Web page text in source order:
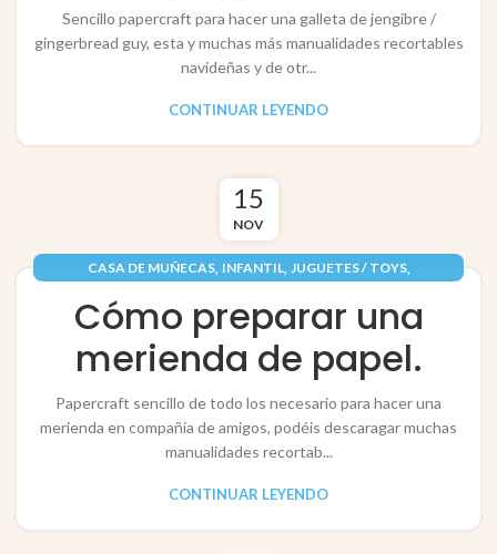
Sencillo papercraft para hacer una galleta de jengibre /
gingerbread guy, esta y muchas más manualidades recortables
navideñas y de otr...
CONTINUAR LEYENDO
15
NOV
CASA DE MUÑECAS, INFANTIL, JUGUETES / TOYS,
Cómo preparar una
merienda de papel.
Papercraft sencillo de todo los necesario para hacer una
merienda en compañía de amigos, podéis descaragar muchas
manualidades recortab...
CONTINUAR LEYENDO